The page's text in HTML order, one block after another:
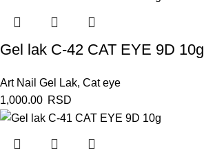
Gel lak C-42 CAT EYE 9D 10g
Art Nail Gel Lak, Cat eye
1,000.00 RSD